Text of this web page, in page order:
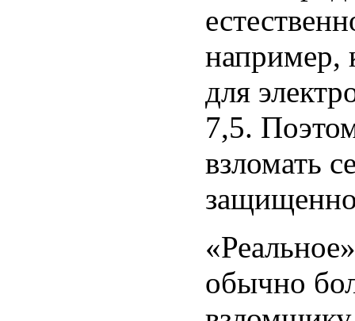
например,
для
7,5.
взломать
обычно